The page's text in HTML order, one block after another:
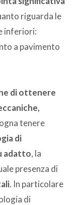
riguarda le
inferiori:
a pavimento
di ottenere
tenere
di
adatto, la
presenza di
. In particolare
di